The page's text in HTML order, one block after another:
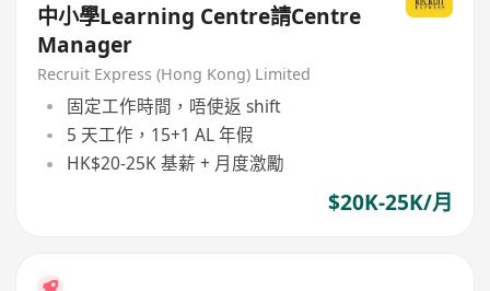
中小學Learning Centre請Centre
Manager
Recruit Express (Hong Kong) Limited
固定工作時間，唔使返 shift
5 天工作，15+1 AL 年假
HK$20-25K 基薪 + 月度激勵
$20K-25K/月